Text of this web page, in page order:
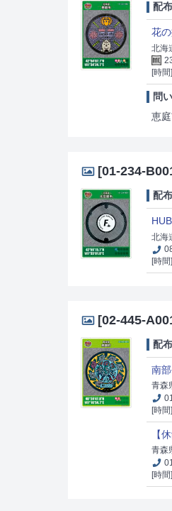
配
花
北海
[時
問
恵
[01-234-
配
北海
[時
[02-445-
配
南
青森
[時
【
青森
[時